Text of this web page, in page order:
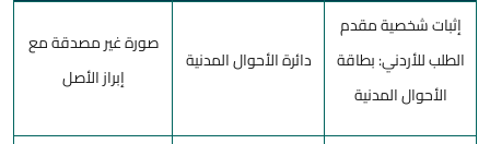
إثبات شخصية مقدم
الطلب للأردني: بطاقة
الأحوال المدنية
دائرة الأحوال المدنية
صورة غير مصدقة مع
إبراز الأصل